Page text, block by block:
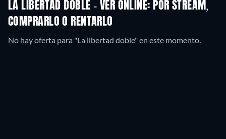
LA LIBERTAD DOBLE - VER ONLINE: POR STREAM,
COMPRARLO O RENTARLO
No hay oferta para "La libertad doble" en este momento.